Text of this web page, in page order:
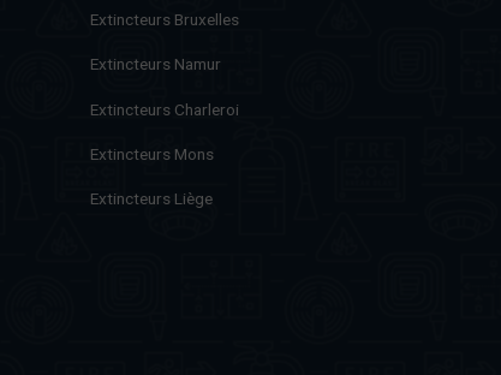
Extincteurs Bruxelles
Extincteurs Namur
Extincteurs Charleroi
Extincteurs Mons
Extincteurs Liège